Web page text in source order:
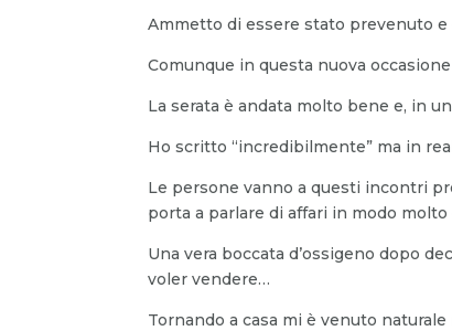
Ammetto di essere stato prevenuto e
Comunque in questa nuova
La serata è andata molto bene e, in
Ho scritto “incredibilmente” ma in
Le persone vanno a questi incontri
porta a parlare di affari in modo
Una vera boccata d’ossigeno dopo
voler vendere…
Tornando a casa mi è venuto